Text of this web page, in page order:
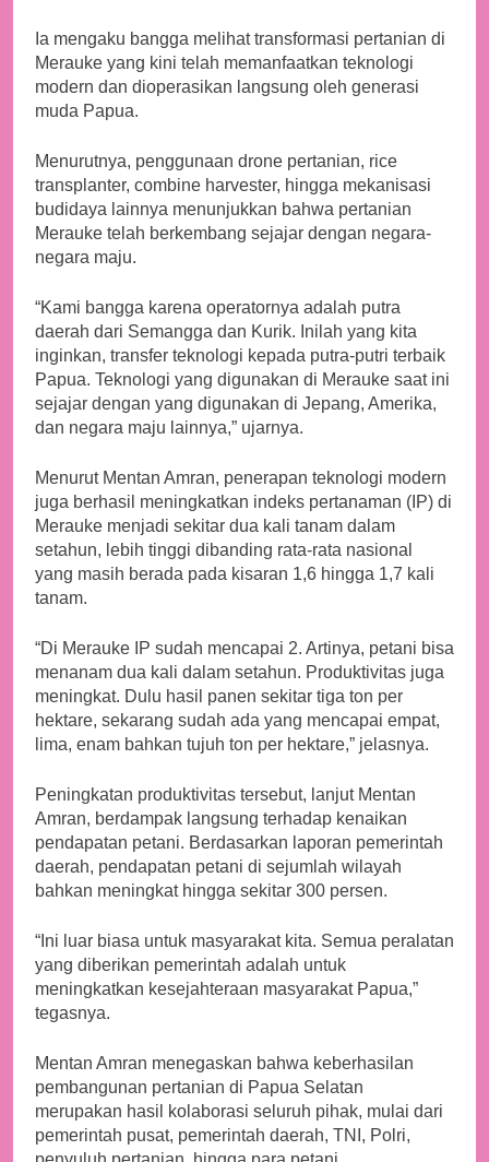
Ia mengaku bangga melihat transformasi pertanian di
Merauke yang kini telah memanfaatkan teknologi
modern dan dioperasikan langsung oleh generasi
muda Papua.
Menurutnya, penggunaan drone pertanian, rice
transplanter, combine harvester, hingga mekanisasi
budidaya lainnya menunjukkan bahwa pertanian
Merauke telah berkembang sejajar dengan negara-
negara maju.
“Kami bangga karena operatornya adalah putra
daerah dari Semangga dan Kurik. Inilah yang kita
inginkan, transfer teknologi kepada putra-putri terbaik
Papua. Teknologi yang digunakan di Merauke saat ini
sejajar dengan yang digunakan di Jepang, Amerika,
dan negara maju lainnya,” ujarnya.
Menurut Mentan Amran, penerapan teknologi modern
juga berhasil meningkatkan indeks pertanaman (IP) di
Merauke menjadi sekitar dua kali tanam dalam
setahun, lebih tinggi dibanding rata-rata nasional
yang masih berada pada kisaran 1,6 hingga 1,7 kali
tanam.
“Di Merauke IP sudah mencapai 2. Artinya, petani bisa
menanam dua kali dalam setahun. Produktivitas juga
meningkat. Dulu hasil panen sekitar tiga ton per
hektare, sekarang sudah ada yang mencapai empat,
lima, enam bahkan tujuh ton per hektare,” jelasnya.
Peningkatan produktivitas tersebut, lanjut Mentan
Amran, berdampak langsung terhadap kenaikan
pendapatan petani. Berdasarkan laporan pemerintah
daerah, pendapatan petani di sejumlah wilayah
bahkan meningkat hingga sekitar 300 persen.
“Ini luar biasa untuk masyarakat kita. Semua peralatan
yang diberikan pemerintah adalah untuk
meningkatkan kesejahteraan masyarakat Papua,”
tegasnya.
Mentan Amran menegaskan bahwa keberhasilan
pembangunan pertanian di Papua Selatan
merupakan hasil kolaborasi seluruh pihak, mulai dari
pemerintah pusat, pemerintah daerah, TNI, Polri,